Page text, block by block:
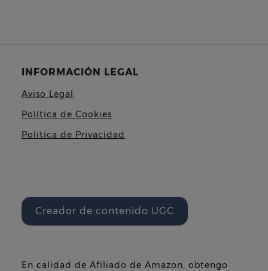
INFORMACIÓN LEGAL
Aviso Legal
Política de Cookies
Política de Privacidad
Creador de contenido UGC
En calidad de Afiliado de Amazon, obtengo